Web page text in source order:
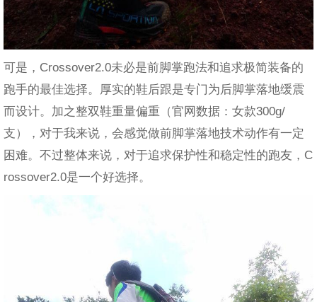
可是，Crossover2.0未必是前脚掌跑法和追求极简装备的
跑手的最佳选择。厚实的鞋后跟是专门为后脚掌落地缓震
而设计。加之整双鞋重量偏重（官网数据：女款300g/
支），对于我来说，会感觉做前脚掌落地技术动作有一定
困难。不过整体来说，对于追求保护性和稳定性的跑友，C
rossover2.0是一个好选择。